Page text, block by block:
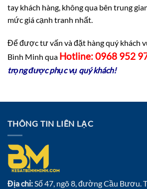
tay khách hàng, không qua bên trung
mức giá cạnh tranh nhất.
Để được tư vấn và đặt hàng quý khách
Bình Minh qua Hotline: 0968 952
trọng được phục vụ quý khách!
THÔNG TIN LIÊN LẠC
Địa chỉ:Số 47, ngõ 8, đường Cầu Bươu.